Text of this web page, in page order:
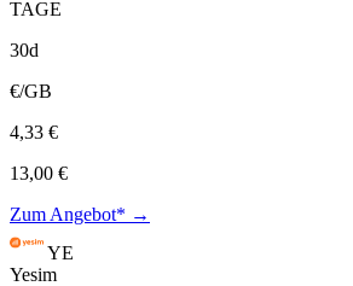
TAGE
30d
€/GB
4,33 €
13,00 €
Zum Angebot* →
YE
Yesim